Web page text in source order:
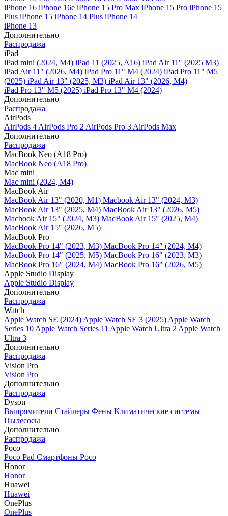
iPhone 16 iPhone 16e iPhone 15 Pro Max iPhone 15 Pro iPhone 15
Plus iPhone 15 iPhone 14 Plus iPhone 14
iPhone 13
Дополнительно
Распродажа
iPad
iPad mini (2024, M4) iPad 11 (2025, A16) iPad Air 11" (2025 M3)
iPad Air 11" (2026, M4) iPad Pro 11" M4 (2024) iPad Pro 11" M5
(2025) iPad Air 13" (2025, M3) iPad Air 13" (2026, M4)
iPad Pro 13" M5 (2025) iPad Pro 13" M4 (2024)
Дополнительно
Распродажа
AirPods
AirPods 4 AirPods Pro 2 AirPods Pro 3 AirPods Max
Дополнительно
Распродажа
MacBook Neo (A18 Pro)
MacBook Neo (A18 Pro)
Mac mini
Mac mini (2024, M4)
MacBook Air
MacBook Air 13" (2020, M1) Macbook Air 13" (2024, M3)
MacBook Air 13" (2025, M4) MacBook Air 13″ (2026, M5)
Macbook Air 15" (2024, M3) MacBook Air 15" (2025, M4)
MacBook Air 15″ (2026, M5)
MacBook Pro
MacBook Pro 14" (2023, M3) MacBook Pro 14″ (2024, M4)
MacBook Pro 14″ (2025, M5) MacBook Pro 16" (2023, M3)
MacBook Pro 16″ (2024, M4) MacBook Pro 16" (2026, M5)
Apple Studio Display
Apple Studio Display
Дополнительно
Распродажа
Watch
Apple Watch SE (2024) Apple Watch SE 3 (2025) Apple Watch
Series 10 Apple Watch Series 11 Apple Watch Ultra 2 Apple Watch
Ultra 3
Дополнительно
Распродажа
Vision Pro
Vision Pro
Дополнительно
Распродажа
Dyson
Выпрямители Стайлеры Фены Климатические системы
Пылесосы
Дополнительно
Распродажа
Poco
Poco Pad Смартфоны Poco
Honor
Honor
Huawei
Huawei
OnePlus
OnePlus